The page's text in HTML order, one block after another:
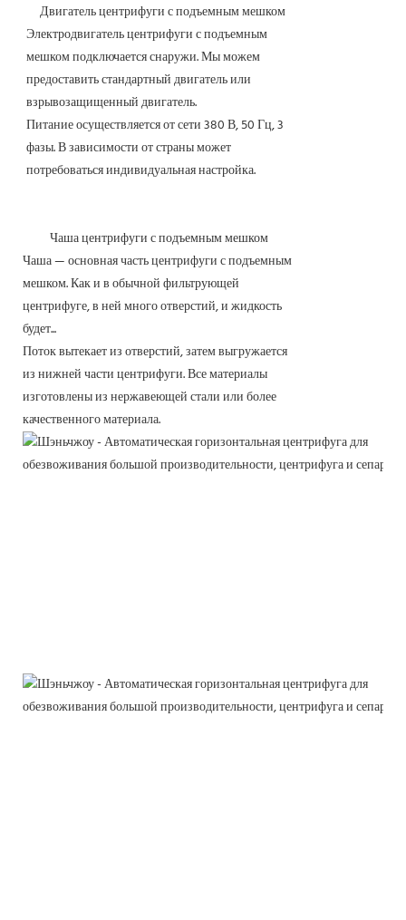
Двигатель центрифуги с подъемным мешком
Электродвигатель центрифуги с подъемным
мешком подключается снаружи. Мы можем
предоставить стандартный двигатель или
взрывозащищенный двигатель.
Питание осуществляется от сети 380 В, 50 Гц, 3
фазы. В зависимости от страны может
потребоваться индивидуальная настройка.
Чаша центрифуги с подъемным мешком
Чаша — основная часть центрифуги с подъемным
мешком. Как и в обычной фильтрующей
центрифуге, в ней много отверстий, и жидкость
будет...
Поток вытекает из отверстий, затем выгружается
из нижней части центрифуги. Все материалы
изготовлены из нержавеющей стали или более
качественного материала.